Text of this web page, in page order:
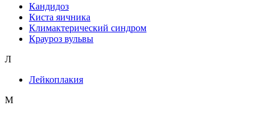
Кандидоз
Киста яичника
Климактерический синдром
Крауроз вульвы
Л
Лейкоплакия
М